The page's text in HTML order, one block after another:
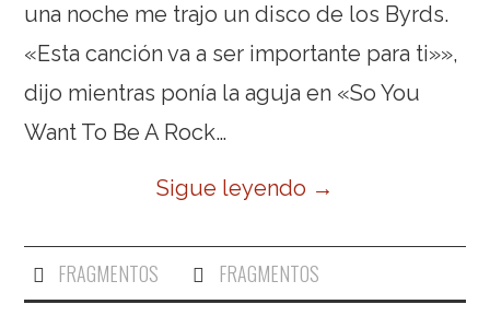
una noche me trajo un disco de los Byrds.
«Esta canción va a ser importante para ti»»,
dijo mientras ponía la aguja en «So You
Want To Be A Rock…
Sigue leyendo →
FRAGMENTOS FRAGMENTOS